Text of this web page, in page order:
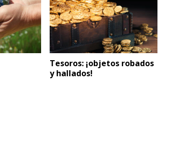
Tesoros: ¡objetos robados
y hallados!